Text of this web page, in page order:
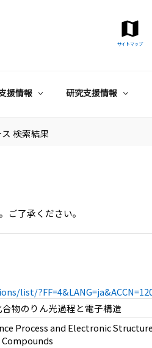
サイトマップ
援情報 研究支援情報
検索結果
了承ください。
list/
物のりん光過程と電子構造
Process and Electronic